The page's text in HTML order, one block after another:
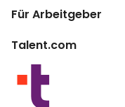
Jobs suchen
Gehaltsumrechner
Für Arbeitgeber
Unternehmen
Publisher Programm
Talent.com
Mehr Länder
Nutzungsbedingungen